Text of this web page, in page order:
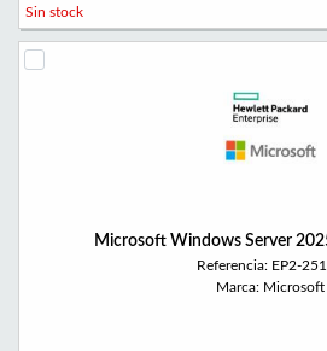
Sin stock
Microsoft Windows Server
Referencia: EP2-
Marca: Microsoft